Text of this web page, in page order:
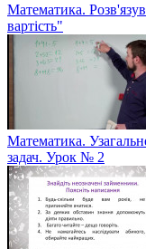
Математика.
вартість"
Математика.
задач. Урок № 2